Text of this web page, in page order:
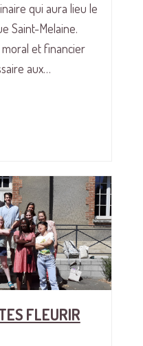
qui aura lieu le
Saint-Melaine.
moral et financier
aux…
FLEURIR